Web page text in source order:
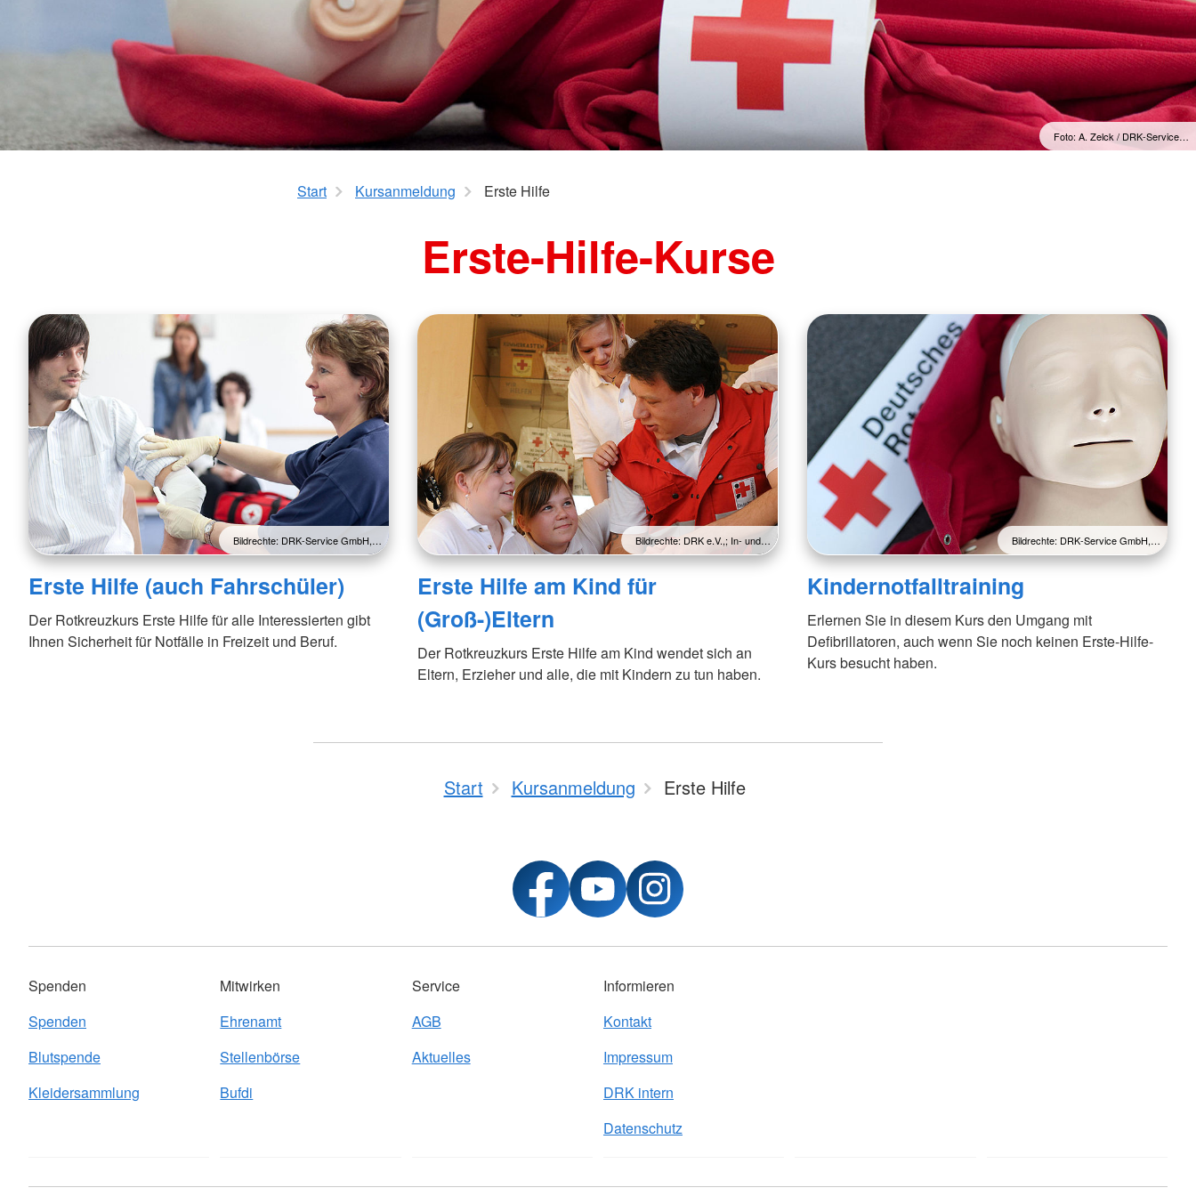
SECOND HAND SHOP
"Lieblingsstücke"
Foto: A. Zelck / DRK-Service…
Start Kursanmeldung Erste Hilfe
Erste-Hilfe-Kurse
Bildrechte: DRK-Service GmbH,…
Erste Hilfe (auch Fahrschüler)
Der Rotkreuzkurs Erste Hilfe für alle Interessierten gibt
Ihnen Sicherheit für Notfälle in Freizeit und Beruf.
Bildrechte: DRK e.V.,; In- und…
Erste Hilfe am Kind für
(Groß-)Eltern
Der Rotkreuzkurs Erste Hilfe am Kind wendet sich an
Eltern, Erzieher und alle, die mit Kindern zu tun haben.
Bildrechte: DRK-Service GmbH,…
Kindernotfalltraining
Erlernen Sie in diesem Kurs den Umgang mit
Defibrillatoren, auch wenn Sie noch keinen Erste-Hilfe-
Kurs besucht haben.
Start Kursanmeldung Erste Hilfe
Spenden
Spenden
Blutspende
Kleidersammlung
Mitwirken
Ehrenamt
Stellenbörse
Bufdi
Service
AGB
Aktuelles
Informieren
Kontakt
Impressum
DRK intern
Datenschutz